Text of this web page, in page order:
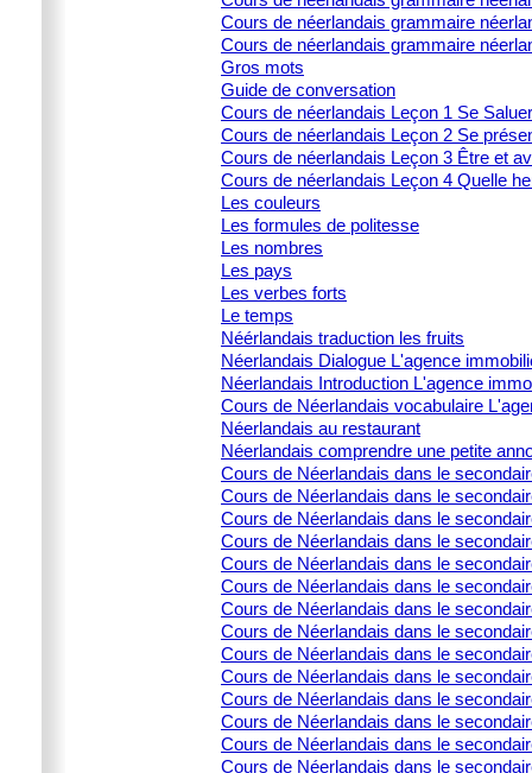
Cours de néerlandais grammaire
Cours de néerlandais grammaire
Gros mots
Guide de conversation
Cours de néerlandais Leçon 1 Se Saluer
Cours de néerlandais Leçon 2 Se
Cours de néerlandais Leçon 3 Être et
Cours de néerlandais Leçon 4 Quelle
Les couleurs
Les formules de politesse
Les nombres
Les pays
Les verbes forts
Le temps
Néérlandais traduction les fruits
Néerlandais Dialogue L'agence
Néerlandais Introduction L'agence
Cours de Néerlandais vocabulaire
Néerlandais au restaurant
Néerlandais comprendre une petite
Cours de Néerlandais dans le
Cours de Néerlandais dans le
Cours de Néerlandais dans le
Cours de Néerlandais dans le
Cours de Néerlandais dans le
Cours de Néerlandais dans le
Cours de Néerlandais dans le
Cours de Néerlandais dans le
Cours de Néerlandais dans le
Cours de Néerlandais dans le
Cours de Néerlandais dans le
Cours de Néerlandais dans le
Cours de Néerlandais dans le
Cours de Néerlandais dans le